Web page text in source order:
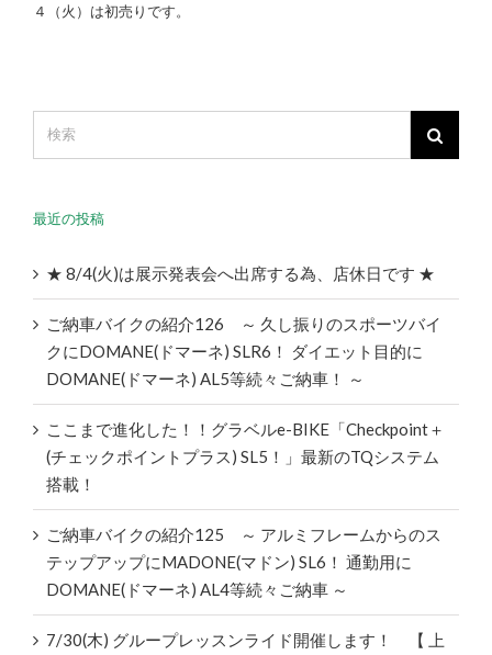
４（火）は初売りです。
最近の投稿
★ 8/4(火)は展示発表会へ出席する為、店休日です ★
ご納車バイクの紹介126 ～ 久し振りのスポーツバイ
クにDOMANE(ドマーネ) SLR6！ ダイエット目的に
DOMANE(ドマーネ) AL5等続々ご納車！ ～
ここまで進化した！！グラベルe-BIKE「Checkpoint＋
(チェックポイントプラス) SL5！」最新のTQシステム
搭載！
ご納車バイクの紹介125 ～ アルミフレームからのス
テップアップにMADONE(マドン) SL6！ 通勤用に
DOMANE(ドマーネ) AL4等続々ご納車 ～
7/30(木) グループレッスンライド開催します！ 【 上